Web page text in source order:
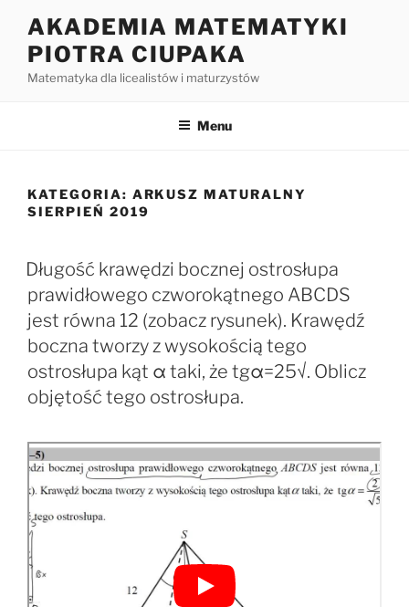
treści
AKADEMIA MATEMATYKI
PIOTRA CIUPAKA
Matematyka dla licealistów i maturzystów
Menu
KATEGORIA: ARKUSZ MATURALNY
SIERPIEŃ 2019
Długość krawędzi bocznej ostrosłupa
prawidłowego czworokątnego ABCDS
jest równa 12 (zobacz rysunek). Krawędź
boczna tworzy z wysokością tego
ostrosłupa kąt α taki, że tgα=25√. Oblicz
objętość tego ostrosłupa.